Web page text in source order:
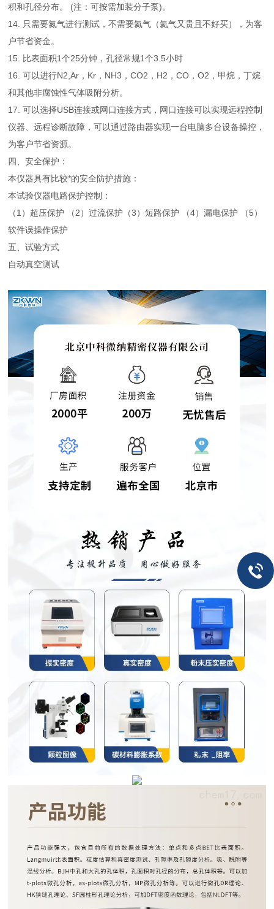
积和孔径分布。 (注：可按需加装分子泵)。
14. 只需要氮气进行测试，不需要氦气（氦气又贵且不好买），为客
户节省资金。
15. 比表面积1个25分钟，孔径常规1个3.5小时
16. 可以进行N2,Ar，Kr，NH3，CO2，H2，CO，O2，甲烷，丁烷
和其他非腐蚀性气体吸附分析。
17. 可以选择USB连接或网口连接方式，网口连接可以实现远程控制
仪器、远程诊断故障，可以通过路由器实现一台电脑多台设备操控，
为客户节省资源。
四、安全保护：
本仪器具有比较*的安全防护措施：
本试验仪器电路保护控制：
（1）超压保护 （2）过流保护 （3）短路保护 （4）漏电保护 （5）
软件误操作保护
五、试验方式
自动真空测试